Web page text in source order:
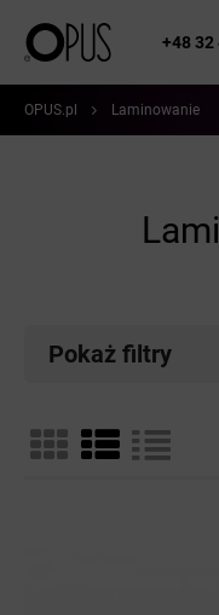
+48 32
OPUS.pl Laminowanie
Pokaż filtry